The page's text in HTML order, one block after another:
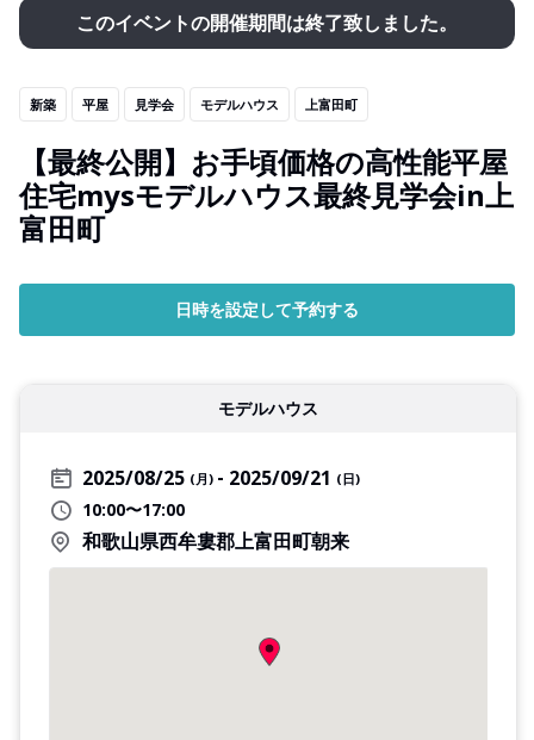
このイベントの開催期間は終了致しました。
新築 平屋 見学会 モデルハウス 上富田町
【最終公開】お手頃価格の高性能平屋
住宅mysモデルハウス最終見学会in上
富田町
日時を設定して予約する
モデルハウス
2025/08/25 (月) 2025/09/21 (日)
10:00〜17:00
和歌山県西牟婁郡上富田町朝来